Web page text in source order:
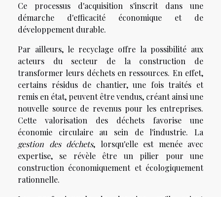
Ce processus d'acquisition s'inscrit dans une
démarche d'efficacité économique et de
développement durable.
Par ailleurs, le recyclage offre la possibilité aux
acteurs du secteur de la construction de
transformer leurs déchets en ressources. En effet,
certains résidus de chantier, une fois traités et
remis en état, peuvent être vendus, créant ainsi une
nouvelle source de revenus pour les entreprises.
Cette valorisation des déchets favorise une
économie circulaire au sein de l'industrie. La
gestion des déchets, lorsqu'elle est menée avec
expertise, se révèle être un pilier pour une
construction économiquement et écologiquement
rationnelle.